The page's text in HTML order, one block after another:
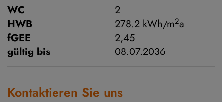
WC
2
HWB
278.2 kWh/m2a
fGEE
2,45
gültig bis
08.07.2036
Kontaktieren Sie uns